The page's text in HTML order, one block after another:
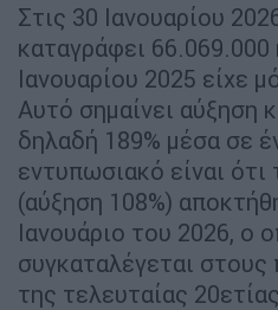
Στις 30 Ιανουαρίου
καταγράφει 66.069.000
Ιανουαρίου 2025 είχε
Αυτό σημαίνει αύξηση
δηλαδή 189% μέσα σε
εντυπωσιακό είναι
(αύξηση 108%)
Ιανουάριο του 2026, ο
συγκαταλέγεται στους
της τελευταίας